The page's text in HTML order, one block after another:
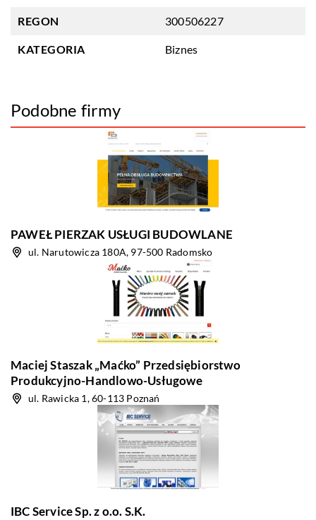
REGON 300506227
KATEGORIA Biznes
Podobne firmy
PAWEŁ PIERZAK USŁUGI BUDOWLANE
ul. Narutowicza 180A, 97-500 Radomsko
Maciej Staszak „Maćko” Przedsiębiorstwo
Produkcyjno-Handlowo-Usługowe
ul. Rawicka 1, 60-113 Poznań
IBC Service Sp. z o.o. S.K.